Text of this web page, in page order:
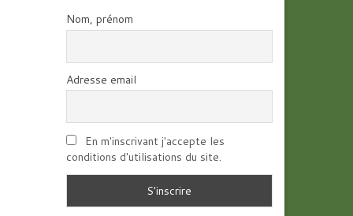
Nom, prénom
Adresse email
En m'inscrivant j'accepte les
conditions d'utilisations du site.